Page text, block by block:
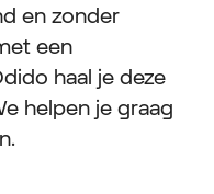
en zonder
een
haal je deze
helpen je graag